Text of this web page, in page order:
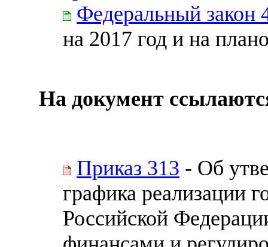
Федеральный закон
на 2017 год и на
На документ
Приказ 313 - Об
графика реализации
Российской